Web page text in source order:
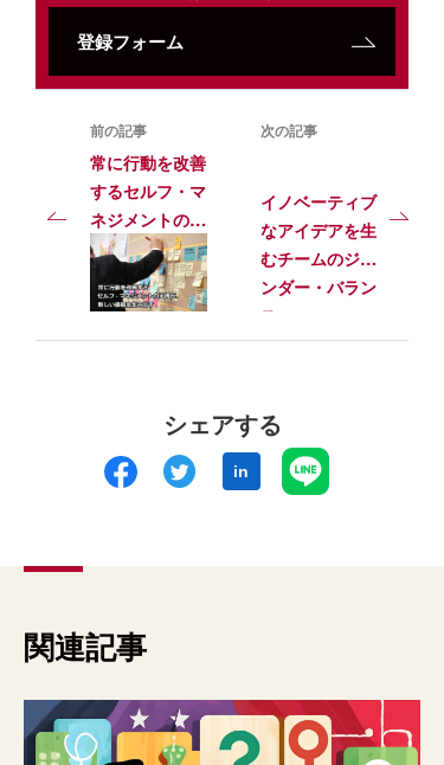
登録フォーム
前の記事
常に行動を改善
するセルフ・マ
ネジメントの実
践が、新しい価
値を生み出す
次の記事
イノベーティブ
なアイデアを生
むチームのジェ
ンダー・バラン
ス
シェアする
in
関連記事